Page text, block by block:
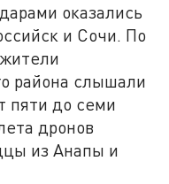
оказались
и Сочи. По
района слышали
пяти до семи
дронов
из Анапы и